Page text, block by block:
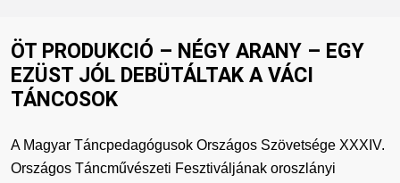
ÖT PRODUKCIÓ – NÉGY ARANY – EGY
EZÜST JÓL DEBÜTÁLTAK A VÁCI
TÁNCOSOK
A Magyar Táncpedagógusok Országos Szövetsége XXXIV.
Országos Táncművészeti Fesztiváljának oroszlányi